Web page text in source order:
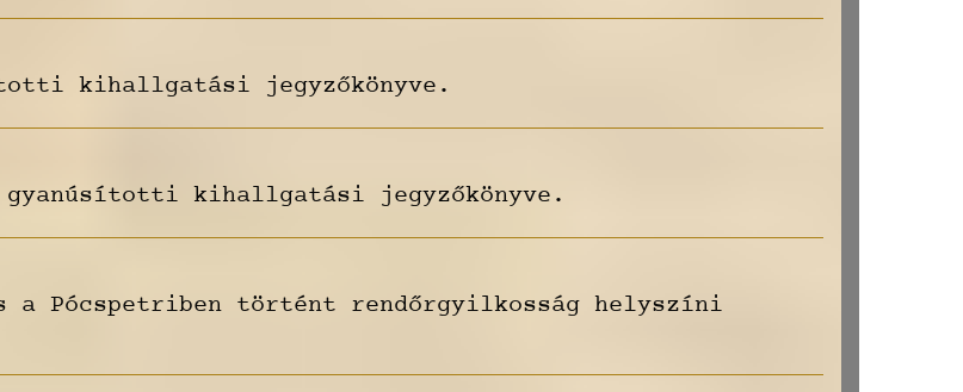
kihallgatási jegyzőkönyve.
kihallgatási jegyzőkönyve.
a Pócspetriben történt rendőrgyilkosság helyszíni